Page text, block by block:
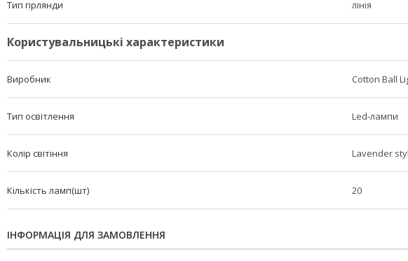
Тип гірлянди лінія
Користувальницькі характеристики
Виробник Cotton Ball
Тип освітлення Led-лампи
Колір світіння Lavender
Кількість ламп(шт) 20
ІНФОРМАЦІЯ ДЛЯ ЗАМОВЛЕННЯ